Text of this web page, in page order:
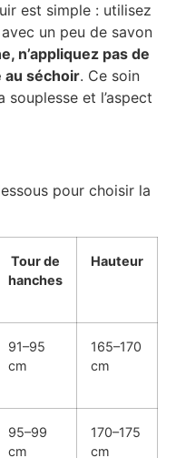
est simple : utilisez
un peu de savon
n’appliquez pas de
au séchoir. Ce soin
et l’aspect
pour choisir la
Tour de
hanches
Hauteur
91–95
cm
165–170
cm
95–99
cm
170–175
cm